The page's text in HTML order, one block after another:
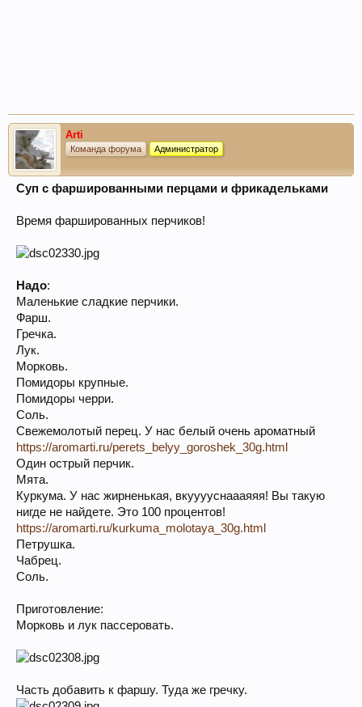
Arti
Команда форума Администратор
Суп с фаршированными перцами и фрикадельками
Время фаршированных перчиков!
Надо:
Маленькие сладкие перчики.
Фарш.
Гречка.
Лук.
Морковь.
Помидоры крупные.
Помидоры черри.
Соль.
Свежемолотый перец. У нас белый очень ароматный
https://aromarti.ru/perets_belyy_goroshek_30g.html
Один острый перчик.
Мята.
Куркума. У нас жирненькая, вкууууснаааяяя! Вы такую
нигде не найдете. Это 100 процентов!
https://aromarti.ru/kurkuma_molotaya_30g.html
Петрушка.
Чабрец.
Соль.
Приготовление:
Морковь и лук пассеровать.
Часть добавить к фаршу. Туда же гречку.